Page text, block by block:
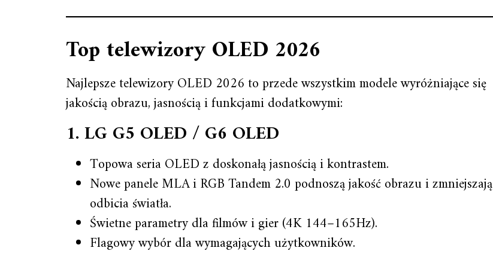
Top telewizory OLED 2026
Najlepsze telewizory OLED 2026 to przede wszystkim modele wyróżniające się
jakością obrazu, jasnością i funkcjami dodatkowymi:
1.LG G5 OLED / G6 OLED
Topowa seria OLED z doskonałą jasnością i kontrastem.
Nowe panele MLA i RGB Tandem 2.0 podnoszą jakość obrazu i zmniejszają
odbicia światła.
Świetne parametry dla filmów i gier (4K 144–165Hz).
Flagowy wybór dla wymagających użytkowników.